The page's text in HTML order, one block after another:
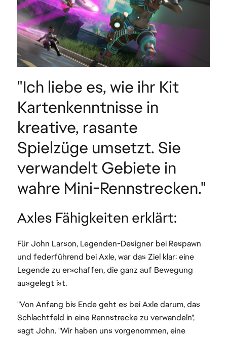
"Ich liebe es, wie ihr Kit
Kartenkenntnisse in
kreative, rasante
Spielzüge umsetzt. Sie
verwandelt Gebiete in
wahre Mini-Rennstrecken."
Axles Fähigkeiten erklärt:
Für John Larson, Legenden-Designer bei Respawn
und federführend bei Axle, war das Ziel klar: eine
Legende zu erschaffen, die ganz auf Bewegung
ausgelegt ist.
"Von Anfang bis Ende geht es bei Axle darum, das
Schlachtfeld in eine Rennstrecke zu verwandeln",
sagt John. "Wir haben uns vorgenommen, eine